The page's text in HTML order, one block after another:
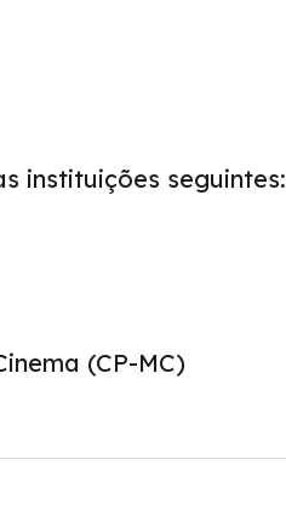
instituições seguintes:
(CP-MC)